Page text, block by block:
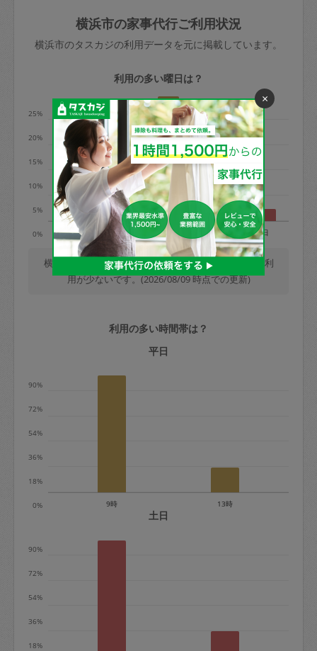
依頼者不在による当日キャンセル＝依頼
金額の100%＋交通費全額
※例：依頼日時／土曜日午前9時開始の場
合、水曜日午前9時以降はキャンセル料が
発生
水曜日9時〜金曜日9時まで＝依頼料金の
50%
金曜日9時～土曜日8時まで＝依頼金額の
100%
土曜日8時〜実施時間＝依頼金額の100%
＋交通費全額
依頼者不在による当日キャンセル＝依頼
金額の100%＋交通費全額
定期契約をキャンセルする場合、毎週定
期は月2回まで隔週定期は月1回までキャ
※キャンセル料金の設定について：
きた場合は損害保険の対象外となるので
ご注意ください。
玉、など
あわせてこちらも参照ください：初めて
はありますか？
横浜市の家事代行ご利用状況
横浜市のタスカジの利用データを元に掲載しています。
利用の多い曜日は？
0%
5%
10%
15%
20%
25%
月 火 木 日
横浜市では、毎週木曜日の利用が最も多く、日曜日の利
用が少ないです。(2026/08/09 時点での更新)
利用の多い時間帯は？
平日
0%
18%
36%
54%
72%
90%
9時 13時
土日
18%
36%
54%
72%
90%
×